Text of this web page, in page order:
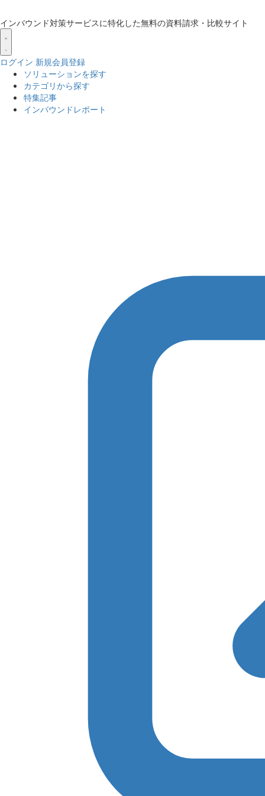
インバウンド対策サービスに特化した無料の資料請求・比較サイト
ログイン 新規会員登録
ソリューションを探す
カテゴリから探す
特集記事
インバウンドレポート